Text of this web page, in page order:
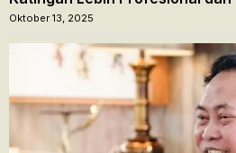
Oktober 13, 2025